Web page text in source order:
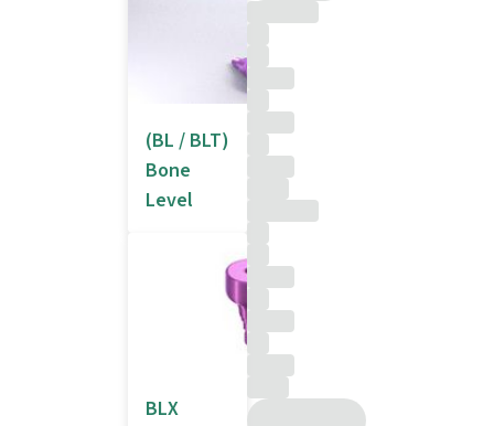
(BL / BLT)
Bone
Level
BLX